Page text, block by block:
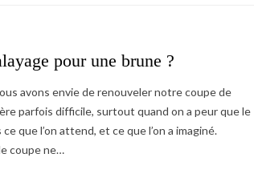
pour une brune ?
avons envie de renouveler notre coupe de
parfois difficile, surtout quand on a peur que le
que l’on attend, et ce que l’on a imaginé.
coupe ne…